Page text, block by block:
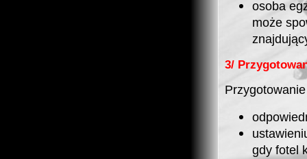
osoba
może
3/
gdy fotel